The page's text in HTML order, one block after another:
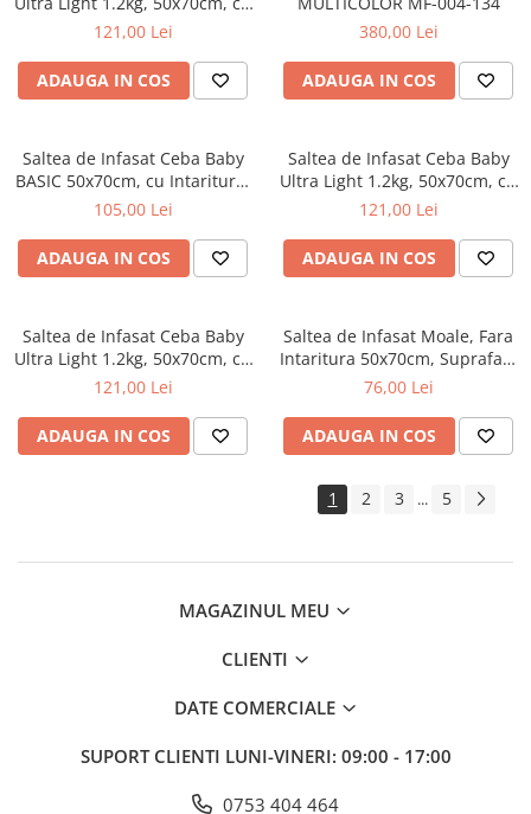
Intaritura, Grosime 3cm,
Alunecare, Prieteni
nedespartiti 204-000-754
121,00 Lei
ADAUGA IN COS
380,00 Lei
ADAUGA IN COS
Saltea de Infasat Ceba Baby
BASIC 50x70cm, cu Intaritura,
Grosime 2cm, Sistem Anti-
216-000-727
105,00 Lei
ADAUGA IN COS
Saltea de Infasat Ceba Baby
Ultra Light 1.2kg, 50x70cm, cu
Intaritura, Grosime 3cm,
Alunecare, Vulpea
Petrecareata 204-000-750
121,00 Lei
ADAUGA IN COS
Saltea de Infasat Ceba Baby
Ultra Light 1.2kg, 50x70cm, cu
Intaritura, Grosime 3cm,
Alunecare, Ursul Zburator
204-000-749
121,00 Lei
ADAUGA IN COS
Saltea de Infasat Moale, Fara
Intaritura 50x70cm, Suprafata
Aderenta, Ceba Baby,
76,00 Lei
ADAUGA IN COS
1 2 3 ... 5
MAGAZINUL MEU
CLIENTI
DATE COMERCIALE
SUPORT CLIENTI LUNI-VINERI: 09:00 - 17:00
0753 404 464